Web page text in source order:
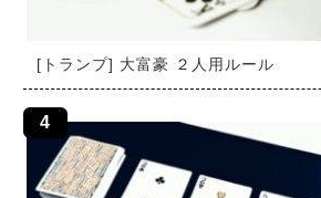
[トランプ] 大富豪 ２人用ルール